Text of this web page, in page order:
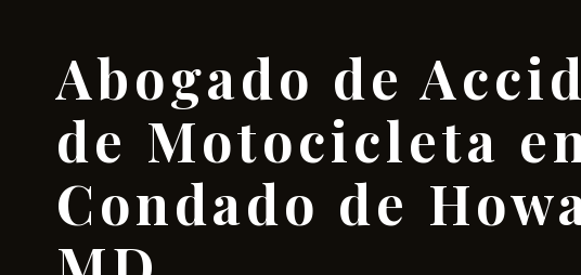
Abogado de
de Motocicleta
Condado de